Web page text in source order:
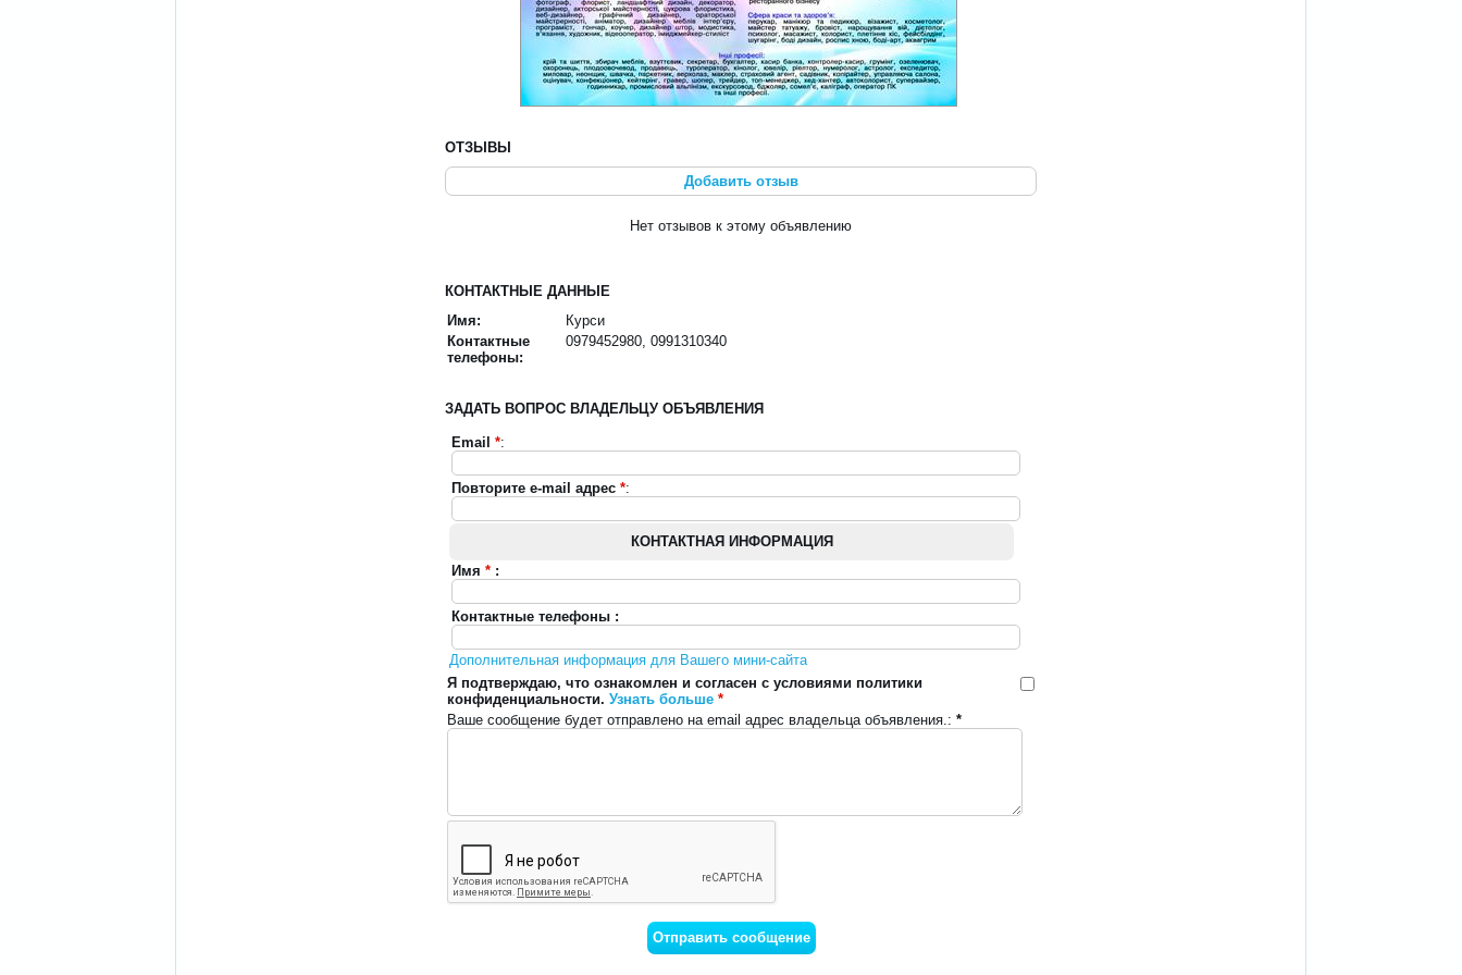
ОТЗЫВЫ
Добавить отзыв
Нет отзывов к этому объявлению
КОНТАКТНЫЕ ДАННЫЕ
Имя:
Курси
Контактные
телефоны:
0979452980, 0991310340
ЗАДАТЬ ВОПРОС ВЛАДЕЛЬЦУ ОБЪЯВЛЕНИЯ
Email *:
Повторите e-mail адрес *:
КОНТАКТНАЯ ИНФОРМАЦИЯ
Имя* :
Контактные телефоны :
Дополнительная информация для Вашего мини-сайта
Я подтверждаю, что ознакомлен и согласен с условиями политики
конфиденциальности.Узнать больше *
Ваше сообщение будет отправлено на email адрес владельца объявления.:*